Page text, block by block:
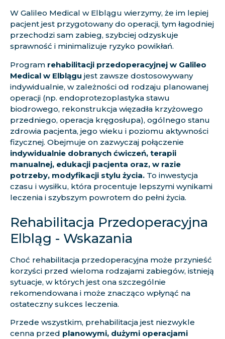
W Galileo Medical w Elblągu wierzymy, że im lepiej
pacjent jest przygotowany do operacji, tym łagodniej
przechodzi sam zabieg, szybciej odzyskuje
sprawność i minimalizuje ryzyko powikłań.
Program rehabilitacji przedoperacyjnej w Galileo
Medical w Elblągu jest zawsze dostosowywany
indywidualnie, w zależności od rodzaju planowanej
operacji (np. endoprotezoplastyka stawu
biodrowego, rekonstrukcja więzadła krzyżowego
przedniego, operacja kręgosłupa), ogólnego stanu
zdrowia pacjenta, jego wieku i poziomu aktywności
fizycznej. Obejmuje on zazwyczaj połączenie
indywidualnie dobranych ćwiczeń, terapii
manualnej, edukacji pacjenta oraz, w razie
potrzeby, modyfikacji stylu życia. To inwestycja
czasu i wysiłku, która procentuje lepszymi wynikami
leczenia i szybszym powrotem do pełni życia.
Rehabilitacja Przedoperacyjna
Elbląg - Wskazania
Choć rehabilitacja przedoperacyjna może przynieść
korzyści przed wieloma rodzajami zabiegów, istnieją
sytuacje, w których jest ona szczególnie
rekomendowana i może znacząco wpłynąć na
ostateczny sukces leczenia.
Przede wszystkim, prehabilitacja jest niezwykle
cenna przed planowymi, dużymi operacjami